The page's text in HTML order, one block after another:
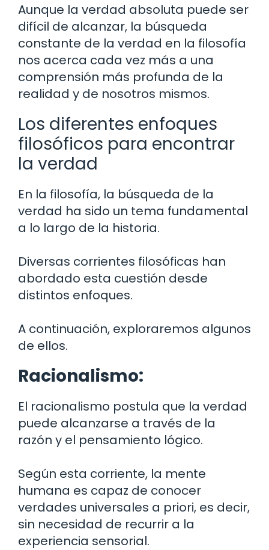
Aunque la verdad absoluta puede ser
difícil de alcanzar, la búsqueda
constante de la verdad en la filosofía
nos acerca cada vez más a una
comprensión más profunda de la
realidad y de nosotros mismos.
Los diferentes enfoques
filosóficos para encontrar
la verdad
En la filosofía, la búsqueda de la
verdad ha sido un tema fundamental
a lo largo de la historia.
Diversas corrientes filosóficas han
abordado esta cuestión desde
distintos enfoques.
A continuación, exploraremos algunos
de ellos.
Racionalismo:
El racionalismo postula que la verdad
puede alcanzarse a través de la
razón y el pensamiento lógico.
Según esta corriente, la mente
humana es capaz de conocer
verdades universales a priori, es decir,
sin necesidad de recurrir a la
experiencia sensorial.